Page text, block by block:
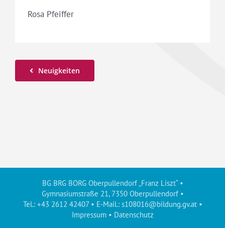
Rosa Pfeiffer
Neuigkeiten
BG BRG BORG Oberpullendorf „Franz Liszt“ •
Gymnasiumstraße 21, 7350 Oberpullendorf •
Tel.: +43 2612 42407 • E-Mail.: s108016@bildung.gv.at•
Impressum• Datenschutz